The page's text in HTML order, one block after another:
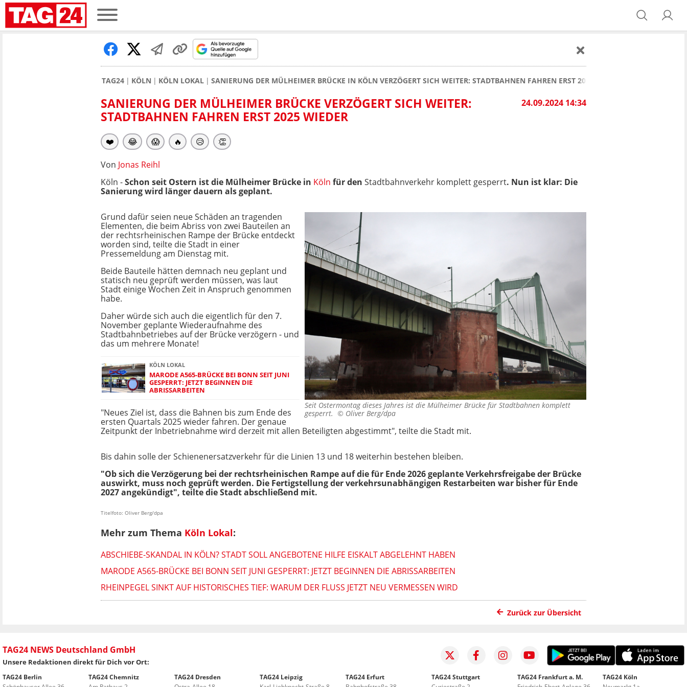
TAG24 KÖLN KÖLN LOKAL SANIERUNG DER MÜLHEIMER BRÜCKE IN KÖLN VERZÖGERT SICH WEITER: STADTBAHNEN FAHREN ERST 2025 WIEDER
24.09.2024 14:34
SANIERUNG DER MÜLHEIMER BRÜCKE VERZÖGERT SICH WEITER:
STADTBAHNEN FAHREN ERST 2025 WIEDER
❤️ 😂 😱 🔥 😥 👏
Von Jonas Reihl
Köln -Schon seit Ostern ist die Mülheimer Brücke in Köln für den Stadtbahnverkehr komplett gesperrt. Nun ist klar: Die
Sanierung wird länger dauern als geplant.
Seit Ostermontag dieses Jahres ist die Mülheimer Brücke für Stadtbahnen komplett
gesperrt. © Oliver Berg/dpa
Grund dafür seien neue Schäden an tragenden
Elementen, die beim Abriss von zwei Bauteilen an
der rechtsrheinischen Rampe der Brücke entdeckt
worden sind, teilte die Stadt in einer
Pressemeldung am Dienstag mit.
Beide Bauteile hätten demnach neu geplant und
statisch neu geprüft werden müssen, was laut
Stadt einige Wochen Zeit in Anspruch genommen
habe.
Daher würde sich auch die eigentlich für den 7.
November geplante Wiederaufnahme des
Stadtbahnbetriebes auf der Brücke verzögern - und
das um mehrere Monate!
KÖLN LOKAL
MARODE A565-BRÜCKE BEI BONN SEIT JUNI
GESPERRT: JETZT BEGINNEN DIE
ABRISSARBEITEN
"Neues Ziel ist, dass die Bahnen bis zum Ende des
ersten Quartals 2025 wieder fahren. Der genaue
Zeitpunkt der Inbetriebnahme wird derzeit mit allen Beteiligten abgestimmt", teilte die Stadt mit.
Bis dahin solle der Schienenersatzverkehr für die Linien 13 und 18 weiterhin bestehen bleiben.
"Ob sich die Verzögerung bei der rechtsrheinischen Rampe auf die für Ende 2026 geplante Verkehrsfreigabe der Brücke
auswirkt, muss noch geprüft werden. Die Fertigstellung der verkehrsunabhängigen Restarbeiten war bisher für Ende
2027 angekündigt", teilte die Stadt abschließend mit.
Titelfoto: Oliver Berg/dpa
Mehr zum Thema Köln Lokal:
ABSCHIEBE-SKANDAL IN KÖLN? STADT SOLL ANGEBOTENE HILFE EISKALT ABGELEHNT HABEN
MARODE A565-BRÜCKE BEI BONN SEIT JUNI GESPERRT: JETZT BEGINNEN DIE ABRISSARBEITEN
RHEINPEGEL SINKT AUF HISTORISCHES TIEF: WARUM DER FLUSS JETZT NEU VERMESSEN WIRD
Zurück zur Übersicht
TAG24 NEWS Deutschland GmbH
Unsere Redaktionen direkt für Dich vor Ort:
TAG24 Berlin
TAG24 Chemnitz
TAG24 Dresden
TAG24 Leipzig
TAG24 Erfurt
TAG24 Stuttgart
TAG24 Frankfurt a. M.
TAG24 Köln